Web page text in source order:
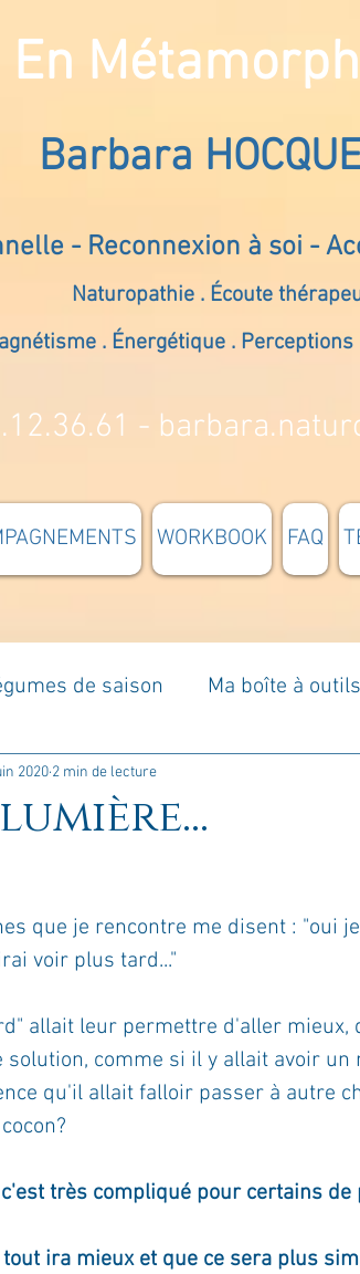
En
Barbara
- Reconnexion à soi -
Naturopathie . Écoute
. Énergétique .
-
WORKBOOK FAQ
de saison Ma boîte à
Rome : voyage
Votre communauté
de bord Terestchenko
2020 2 min de lecture
que je rencontre me disent : "oui
voir plus tard..."
allait leur permettre d'aller mieux,
comme si il y allait avoir
qu'il allait falloir passer à autre
très compliqué pour certains de
ira mieux et que ce sera plus